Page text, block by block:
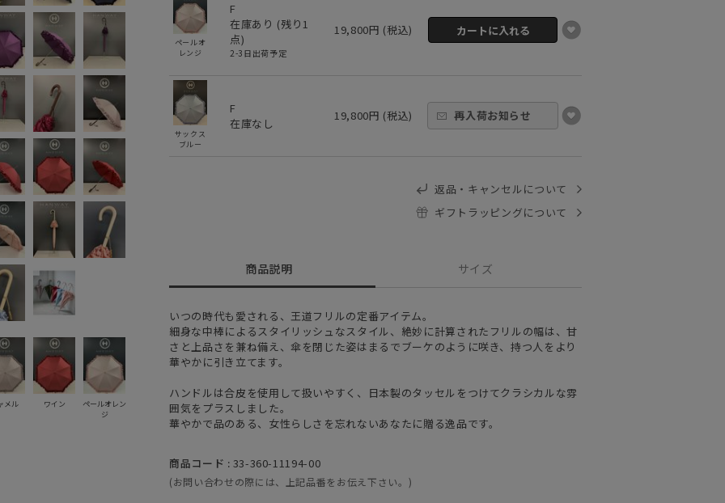
メル ワイン
ペールオレン
ジ
ペールオ
レンジ
F
在庫あり (残り1
点)
2-3日出荷予定
19,800円 (税込)
サックス
ブルー
F
在庫なし
19,800円 (税込) 再入荷お知らせ
返品・キャンセルについて
ギフトラッピングについて
商品説明 サイズ
いつの時代も愛される、王道フリルの定番アイテム。
細身な中棒によるスタイリッシュなスタイル、絶妙に計算されたフリルの幅は、甘
さと上品さを兼ね備え、傘を閉じた姿はまるでブーケのように咲き、持つ人をより
華やかに引き立てます。
ハンドルは合皮を使用して扱いやすく、日本製のタッセルをつけてクラシカルな雰
囲気をプラスしました。
華やかで品のある、女性らしさを忘れないあなたに贈る逸品です。
商品コード : 33-360-11194-00
(お問い合わせの際には、上記品番をお伝え下さい。)